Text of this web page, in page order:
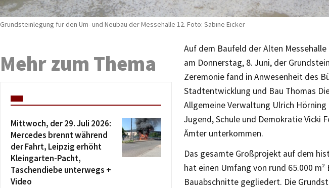
Grundsteinlegung für den Um- und Neubau der Messehalle 12. Foto: Sabine Eicker
Auf dem Baufeld der Alten
am Donnerstag, 8. Juni, der
Zeremonie fand in Anwesenheit des
Stadtentwicklung und Bau Thomas
Allgemeine Verwaltung Ulrich
Jugend, Schule und Demokratie Vicki
Ämter unterkommen.
Das gesamte Großprojekt auf dem
hat einen Umfang von rund 65.000
Bauabschnitte gegliedert. Die
Mehr zum Thema
Mittwoch, der 29. Juli 2026:
Mercedes brennt während
der Fahrt, Leipzig erhöht
Kleingarten-Pacht,
Taschendiebe unterwegs +
Video